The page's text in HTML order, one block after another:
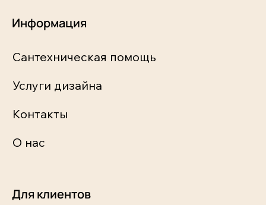
Информация
Сантехническая помощь
Услуги дизайна
Контакты
О нас
Для клиентов